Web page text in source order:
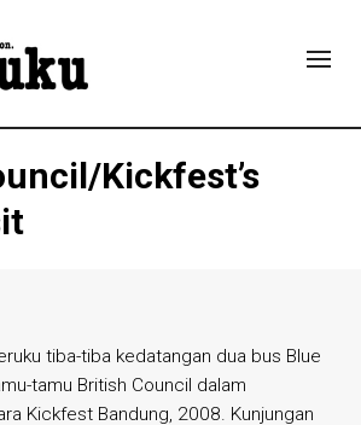
Kickfest’s
tiba-tiba kedatangan dua bus Blue
tamu British Council dalam
Kickfest Bandung, 2008. Kunjungan